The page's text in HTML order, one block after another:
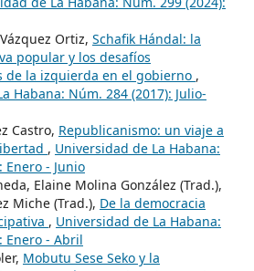
Ortiz, Schafik Hándal: la
popular y los desafíos
de la izquierda en el gobierno ,
Habana: Núm. 284 (2017): Julio-
Castro, Republicanismo: un viaje a
, Universidad de La Habana:
Enero - Junio
Elaine Molina González (Trad.),
Miche (Trad.), De la democracia
, Universidad de La Habana:
Enero - Abril
Mobutu Sese Seko y la